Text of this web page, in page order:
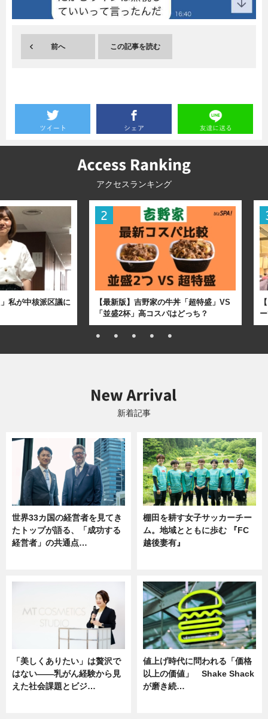
前へ この記事を読む
アクセスランキング
私が中核派区議に
【最新版】吉野家の牛丼「超特盛」VS
「並盛2杯」高コスパはどっち？
新着記事
世界33カ国の経営者を見てき
たトップが語る、「成功する
経営者」の共通点…
棚田を耕す女子サッカーチー
ム。地域とともに歩む 『FC
越後妻有』
「美しくありたい」は贅沢で
はない――乳がん経験から見
えた社会課題とビジ…
値上げ時代に問われる「価格
以上の価値」 Shake Shack
が磨き続…